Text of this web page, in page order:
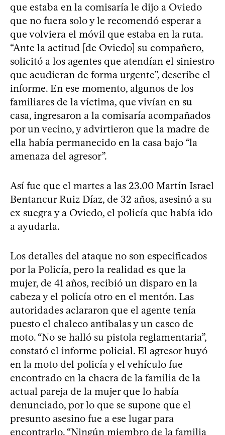
que estaba en la comisaría le dijo a Oviedo
que no fuera solo y le recomendó esperar a
que volviera el móvil que estaba en la ruta.
“Ante la actitud [de Oviedo] su compañero,
solicitó a los agentes que atendían el siniestro
que acudieran de forma urgente”, describe el
informe. En ese momento, algunos de los
familiares de la víctima, que vivían en su
casa, ingresaron a la comisaría acompañados
por un vecino, y advirtieron que la madre de
ella había permanecido en la casa bajo “la
amenaza del agresor”.
Así fue que el martes a las 23.00 Martín Israel
Bentancur Ruiz Díaz, de 32 años, asesinó a su
ex suegra y a Oviedo, el policía que había ido
a ayudarla.
Los detalles del ataque no son especificados
por la Policía, pero la realidad es que la
mujer, de 41 años, recibió un disparo en la
cabeza y el policía otro en el mentón. Las
autoridades aclararon que el agente tenía
puesto el chaleco antibalas y un casco de
moto. “No se halló su pistola reglamentaria”,
constató el informe policial. El agresor huyó
en la moto del policía y el vehículo fue
encontrado en la chacra de la familia de la
actual pareja de la mujer que lo había
denunciado, por lo que se supone que el
presunto asesino fue a ese lugar para
encontrarlo. “Ningún miembro de la familia